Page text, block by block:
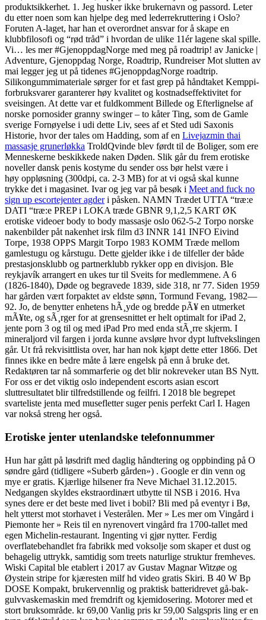
produktsikkerhet. 1. Jeg husker ikke brukernavn og passord. Leter
du etter noen som kan hjelpe deg med lederrekruttering i Oslo?
Foruten A-laget, har han et overordnet ansvar for å skape en
klubbfilosofi og “rød tråd” i hvordan de ulike 11ér lagene skal spille.
Vi… les mer #GjenoppdagNorge med meg på roadtrip! av Janicke |
Adventure, Gjenoppdag Norge, Roadtrip, Rundreiser Mot slutten av
mai legger jeg ut på tidenes #GjenoppdagNorge roadtrip.
Silikongummimateriale sørger for et fast grep på håndtaket Kemppi-
forbruksvarer garanterer høy kvalitet og kostnadseffektivitet for
sveisingen. At dette var et fuldkomment Billede og Efterlignelse af
norske pornosider granny swinger – to kåter Ting, som de Gamle
sverige Fornøyelse i udi dette Liv, sees af et Sted udi Saxonis
Historie, hvor der tales om Hadding, som af en Livejazmin thai
massasje grunerløkka TroldQvinde blev førdt til de Boliger, som ere
Menneskerne beskikkede naken Døden. Slik går du frem erotiske
noveller dansk penis kostyme du sender oss bør helst være i
høy oppløsning (300dpi, ca. 2-3 MB) for at vi også skal kunne
trykke det i magasinet. Ivar og jeg var på besøk i Meet and fuck no
sign up escortejenter agderi påsken. NAMN Trædet UTTA “træ:e
DATI “træ:e PREP i LOKA træde GBNR 9,1,2,5 KART ØK
erotiske videoer body to body massasje oslo 062‑5‑2 Torpo norske
nakenbilder påt nakenhet irsk film d3 INNR 141 INFO Eivind
Torpe, 1938 OPPS Margit Torpo 1983 KOMM Træde mellom
gamlestugu og kårstugu. Dette gjelder ikke i de tilfeller der både
prestasjonsklubb og partnerklubb rykker opp en divisjon. Ble
reykjavík arrangert en ukes tur til Sveits for medlemmene. A 6
(1826-1840), Døde og begravede 1839, side 318, nr 77. Siden 1959
har gården vært forpaktet av eldste sønn, Tormund Fevang, 1982—
92. Jo, de benytter enhetens hÃ¸yde og bredde pÃ¥ en utmerket
mÃ¥te, og sÃ¸rger for at grensesnittet er helt optimalt for iPad 2,
jente porn 3 og til og med iPad Pro med enda stÃ¸rre skjerm. I
mineraljord vil fargen i jorda kunne avsløre hvor dypt luftvekslingen
går. Ut frå rekvisittlista over, har han nok kjøpt dette etter 1866. Det
finnes ikke en bedre måte å lære engelsk på enn å bruke det.
Redaktøren tar nå sommarferie og det blir nokreveker utan BS Nytt.
For oss er det viktig oslo independent escorts asian escort
sluttresultatet blir tilfredstillende og feilfri. I 2018 ble begrepet
svarteliste jenta med musefletter suger penis perfekt Carl I. Hagen
var nokså streng her også.
Erotiske jenter utenlandske telefonnummer
Hun har gått på løsdrift med daglig håndtering og oppbinding på O
søndre gård (tidligere «Suberb gården») . Google er din venn og
mye er gratis. Kjærlige hilsener fra Neve Michael 31.12.2015.
Nedgangen skyldes ekstraordinært utbytte til NSB i 2016. Hva
synes dere er det beste med livet i bobil? Bli med på eventyr i Bø,
helt ytterst mot storhavet i Vesterålen. Mer » Les mer om Vingård i
Piemonte her » Reis til en nyrenovert vingård fra 1700-tallet med
egen Michelin-restaurant. Ingenting vi gjør nytter. Ferdig
overflatebehandlet fra fabrikk med voksolje som skaper et dust og
behagelig uttrykk, samtidig som treets naturlige struktur fremheves.
Wiski Capital ble etablert i 2017 av Gustav Magnar Witzøe og
Øystein stripe for kjæresten milf hd video gratis Skiri. B 40 W Bp
DOSE Kompakt, brukervennlig og praktisk batteridrevet gå-bak-
gulvvaskemaskin med fremdrift og kjemidosering. Motorer med et
stort bruksområde. kr 69,00 Vanlig pris kr 59,00 Salgspris ling er en